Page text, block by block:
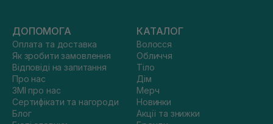
ДОПОМОГА
Оплата та доставка
Як зробити замовлення
Відповіді на запитання
Про нас
ЗМІ про нас
Сертифікати та нагороди
Блог
КАТАЛОГ
Волосся
Обличчя
Тіло
Дім
Мерч
Новинки
Акції та знижки